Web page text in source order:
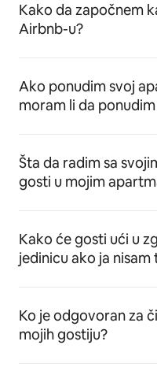
Kako da započnem
Airbnb-u?
Ako ponudim svoj
moram li da
Šta da radim sa
gosti u mojim
Kako će gosti ući u
jedinicu ako ja nisam
Ko je odgovoran za
mojih gostiju?